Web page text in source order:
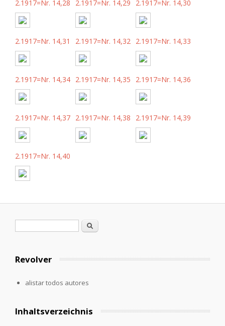
2.1917=Nr. 14,28 2.1917=Nr. 14,29 2.1917=Nr. 14,30
2.1917=Nr. 14,31 2.1917=Nr. 14,32 2.1917=Nr. 14,33
2.1917=Nr. 14,34 2.1917=Nr. 14,35 2.1917=Nr. 14,36
2.1917=Nr. 14,37 2.1917=Nr. 14,38 2.1917=Nr. 14,39
2.1917=Nr. 14,40
Formulario de búsqueda
Buscar
Revolver
alistar todos autores
Inhaltsverzeichnis